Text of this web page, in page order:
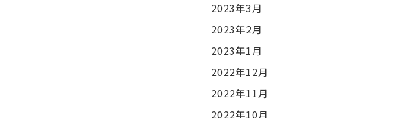
2023年3月
2023年2月
2023年1月
2022年12月
2022年11月
2022年10月